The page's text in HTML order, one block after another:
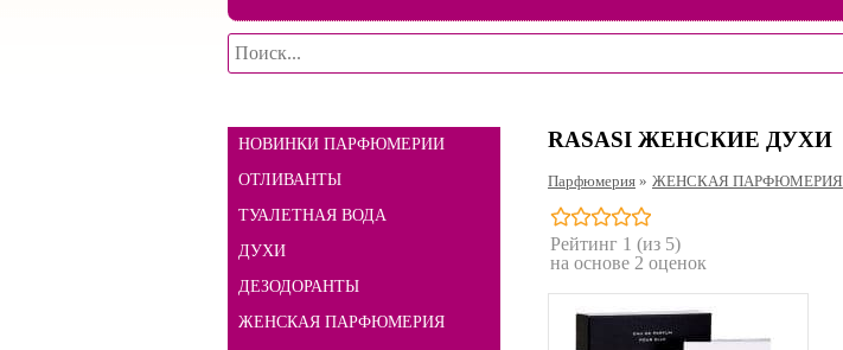
НОВИНКИ ПАРФЮМЕРИИ
ОТЛИВАНТЫ
ТУАЛЕТНАЯ ВОДА
ДУХИ
ДЕЗОДОРАНТЫ
ЖЕНСКАЯ ПАРФЮМЕРИЯ
RASASI ЖЕНСКИЕ ДУХИ
Парфюмерия » ЖЕНСКАЯ ПАРФЮМЕРИЯ
Рейтинг 1 (из 5)
на основе 2 оценок